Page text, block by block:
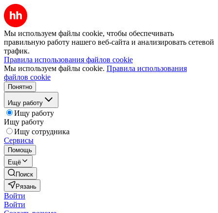
Мы используем файлы cookie, чтобы обеспечивать
правильную работу нашего веб-сайта и анализировать сетевой
трафик.
Правила использования файлов cookie
Мы используем файлы cookie. Правила использования
файлов cookie
Понятно
Ищу работу
Ищу работу
Ищу работу
Ищу сотрудника
Сервисы
Помощь
Ещё
Поиск
Рязань
Войти
Войти